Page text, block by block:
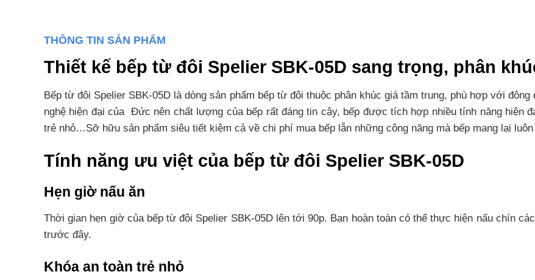
THÔNG TIN SẢN PHẨM
Thiết kế bếp từ đôi Spelier SBK-05D sang trọng, phân
Bếp từ đôi Spelier SBK-05D là dòng sản phẩm bếp từ đôi thuộc phân khúc giá tầm trung, phù hợp với
nghệ hiện đại của Đức nên chất lượng của bếp rất đáng tin cậy, bếp được tích hợp nhiều tính năng hiện
trẻ nhỏ…Sỡ hữu sản phẩm siêu tiết kiệm cả về chi phí mua bếp lẫn những công năng mà bếp mang lại
Tính năng ưu việt của bếp từ đôi Spelier SBK-05D
Hẹn giờ nấu ăn
Thời gian hẹn giờ của bếp từ đôi Spelier SBK-05D lên tới 90p. Bạn hoàn toàn có thể thực hiện nấu chín
trước đây.
Khóa an toàn trẻ nhỏ